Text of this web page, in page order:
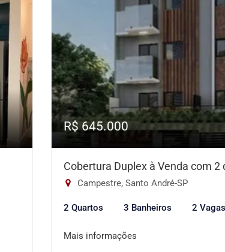
R$ 645.000
Cobertura Duplex à Venda com 2
Campestre, Santo André-SP
2 Quartos 3 Banheiros 2 Vagas
Mais informações